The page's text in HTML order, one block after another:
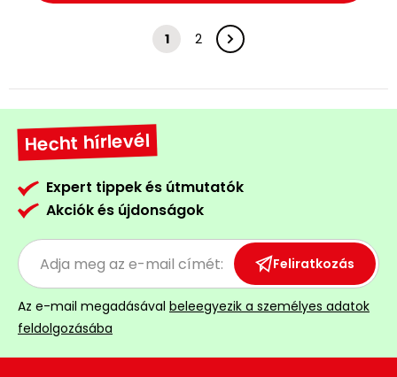
1 2
Hecht hírlevél
Expert tippek és útmutatók
Akciók és újdonságok
Feliratkozás
Az e-mail megadásával beleegyezik a személyes adatok
feldolgozásába